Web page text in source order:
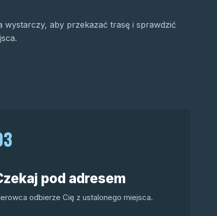
wystarczy, aby przekazać trasę i sprawdzić
pod adresem
odbierze Cię z ustalonego miejsca.